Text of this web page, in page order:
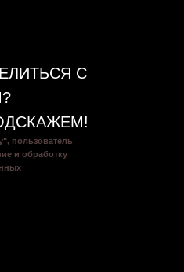
С
пользователь
и обработку